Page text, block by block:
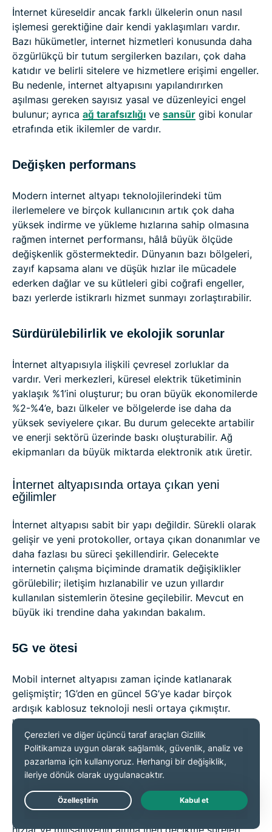
İnternet küreseldir ancak farklı ülkelerin onun nasıl
işlemesi gerektiğine dair kendi yaklaşımları vardır.
Bazı hükümetler, internet hizmetleri konusunda daha
özgürlükçü bir tutum sergilerken bazıları, çok daha
katıdır ve belirli sitelere ve hizmetlere erişimi engeller.
Bu nedenle, internet altyapısını yapılandırırken
aşılması gereken sayısız yasal ve düzenleyici engel
bulunur; ayrıca ağ tarafsızlığı ve sansür gibi konular
etrafında etik ikilemler de vardır.
Değişken performans
Modern internet altyapı teknolojilerindeki tüm
ilerlemelere ve birçok kullanıcının artık çok daha
yüksek indirme ve yükleme hızlarına sahip olmasına
rağmen internet performansı, hâlâ büyük ölçüde
değişkenlik göstermektedir. Dünyanın bazı bölgeleri,
zayıf kapsama alanı ve düşük hızlar ile mücadele
ederken dağlar ve su kütleleri gibi coğrafi engeller,
bazı yerlerde istikrarlı hizmet sunmayı zorlaştırabilir.
Sürdürülebilirlik ve ekolojik sorunlar
İnternet altyapısıyla ilişkili çevresel zorluklar da
vardır. Veri merkezleri, küresel elektrik tüketiminin
yaklaşık %1’ini oluşturur; bu oran büyük ekonomilerde
%2-%4’e, bazı ülkeler ve bölgelerde ise daha da
yüksek seviyelere çıkar. Bu durum gelecekte artabilir
ve enerji sektörü üzerinde baskı oluşturabilir. Ağ
ekipmanları da büyük miktarda elektronik atık üretir.
İnternet altyapısında ortaya çıkan yeni
eğilimler
İnternet altyapısı sabit bir yapı değildir. Sürekli olarak
gelişir ve yeni protokoller, ortaya çıkan donanımlar ve
daha fazlası bu süreci şekillendirir. Gelecekte
internetin çalışma biçiminde dramatik değişiklikler
görülebilir; iletişim hızlanabilir ve uzun yıllardır
kullanılan sistemlerin ötesine geçilebilir. Mevcut en
büyük iki trendine daha yakından bakalım.
5G ve ötesi
Mobil internet altyapısı zaman içinde katlanarak
gelişmiştir; 1G’den en güncel 5G’ye kadar birçok
ardışık kablosuz teknoloji nesli ortaya çıkmıştır.
"Beşinci nesil” anlamına gelen 5G, şu ana kadar mobil
internette en yüksek hızı ve en düşük gecikmeyi
sunar.
ve daha güçlü mobil geniş bant kapasitesine giden
hızlar ve milisaniyenin altına inen gecikme süreleri
Live Chat